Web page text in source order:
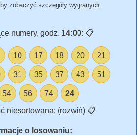
zobaczyć szczegóły wygranych.
numery, godz. 14:00: 📋
10 17 18 20 21
31 35 37 43 51
54 56 74 24
niesortowana: (rozwiń) 📋
o losowaniu: